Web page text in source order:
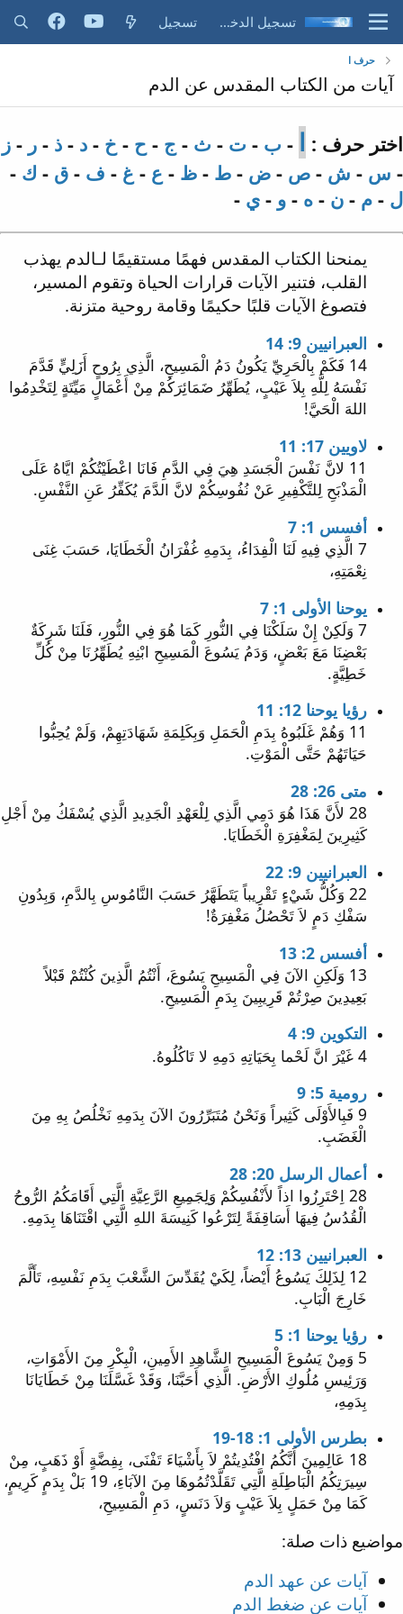
تسجيل الدخول تسجيل
حرف ا
آيات من الكتاب المقدس عن الدم
اختر حرف : ا - ب - ت - ث - ج - ح - خ - د - ذ - ر - ز
- س - ش - ص - ض - ط - ظ - ع - غ - ف - ق - ك -
ل - م - ن - ه - و - ي -
يمنحنا الكتاب المقدس فهمًا مستقيمًا لـالدم يهذب
القلب، فتنير الآيات قرارات الحياة وتقوم المسير،
فتصوغ الآيات قلبًا حكيمًا وقامة روحية متزنة.
العبرانيين 9: 14
14 فَكَمْ بِالْحَرِيِّ يَكُونُ دَمُ الْمَسِيحِ، الَّذِي بِرُوحٍ أَزَلِيٍّ قَدَّمَ
نَفْسَهُ لِلَّهِ بِلاَ عَيْبٍ، يُطَهِّرُ ضَمَائِرَكُمْ مِنْ أَعْمَالٍ مَيِّتَةٍ لِتَخْدِمُوا
اللهَ الْحَيَّ!
لاويين 17: 11
11 لانَّ نَفْسَ الْجَسَدِ هِيَ فِي الدَّمِ فَانَا اعْطَيْتُكُمْ ايَّاهُ عَلَى
الْمَذْبَحِ لِلتَّكْفِيرِ عَنْ نُفُوسِكُمْ لانَّ الدَّمَ يُكَفِّرُ عَنِ النَّفْسِ.
أفسس 1: 7
7 الَّذِي فِيهِ لَنَا الْفِدَاءُ، بِدَمِهِ غُفْرَانُ الْخَطَايَا، حَسَبَ غِنَى
نِعْمَتِهِ،
يوحنا الأولى 1: 7
7 وَلَكِنْ إِنْ سَلَكْنَا فِي النُّورِ كَمَا هُوَ فِي النُّورِ، فَلَنَا شَرِكَةٌ
بَعْضِنَا مَعَ بَعْضٍ، وَدَمُ يَسُوعَ الْمَسِيحِ ابْنِهِ يُطَهِّرُنَا مِنْ كُلِّ
خَطِيَّةٍ.
رؤيا يوحنا 12: 11
11 وَهُمْ غَلَبُوهُ بِدَمِ الْحَمَلِ وَبِكَلِمَةِ شَهَادَتِهِمْ، وَلَمْ يُحِبُّوا
حَيَاتَهُمْ حَتَّى الْمَوْتِ.
متى 26: 28
28 لأَنَّ هَذَا هُوَ دَمِي الَّذِي لِلْعَهْدِ الْجَدِيدِ الَّذِي يُسْفَكُ مِنْ أَجْلِ
كَثِيرِينَ لِمَغْفِرَةِ الْخَطَايَا.
العبرانيين 9: 22
22 وَكُلُّ شَيْءٍ تَقْرِيباً يَتَطَهَّرُ حَسَبَ النَّامُوسِ بِالدَّمِ، وَبِدُونِ
سَفْكِ دَمٍ لاَ تَحْصُلُ مَغْفِرَةٌ!
أفسس 2: 13
13 وَلَكِنِ الآنَ فِي الْمَسِيحِ يَسُوعَ، أَنْتُمُ الَّذِينَ كُنْتُمْ قَبْلاً
بَعِيدِينَ صِرْتُمْ قَرِيبِينَ بِدَمِ الْمَسِيحِ.
التكوين 9: 4
4 غَيْرَ انَّ لَحْما بِحَيَاتِهِ دَمِهِ لا تَاكُلُوهُ.
رومية 5: 9
9 فَبِالأَوْلَى كَثِيراً وَنَحْنُ مُتَبَرِّرُونَ الآنَ بِدَمِهِ نَخْلُصُ بِهِ مِنَ
الْغَضَبِ.
أعمال الرسل 20: 28
28 اِحْتَرِزُوا اذاً لأَنْفُسِكُمْ وَلِجَمِيعِ الرَّعِيَّةِ الَّتِي أَقَامَكُمُ الرُّوحُ
الْقُدُسُ فِيهَا أَسَاقِفَةً لِتَرْعُوا كَنِيسَةَ اللهِ الَّتِي اقْتَنَاهَا بِدَمِهِ.
العبرانيين 13: 12
12 لِذَلِكَ يَسُوعُ أَيْضاً، لِكَيْ يُقَدِّسَ الشَّعْبَ بِدَمِ نَفْسِهِ، تَأَلَّمَ
خَارِجَ الْبَابِ.
رؤيا يوحنا 1: 5
5 وَمِنْ يَسُوعَ الْمَسِيحِ الشَّاهِدِ الأَمِينِ، الْبِكْرِ مِنَ الأَمْوَاتِ،
وَرَئِيسِ مُلُوكِ الأَرْضِ. الَّذِي أَحَبَّنَا، وَقَدْ غَسَّلَنَا مِنْ خَطَايَانَا
بِدَمِهِ،
بطرس الأولى 1: 18-19
18 عَالِمِينَ أَنَّكُمُ افْتُدِيتُمْ لاَ بِأَشْيَاءَ تَفْنَى، بِفِضَّةٍ أَوْ ذَهَبٍ، مِنْ
سِيرَتِكُمُ الْبَاطِلَةِ الَّتِي تَقَلَّدْتُمُوهَا مِنَ الآبَاءِ، 19 بَلْ بِدَمٍ كَرِيمٍ،
كَمَا مِنْ حَمَلٍ بِلاَ عَيْبٍ وَلاَ دَنَسٍ، دَمِ الْمَسِيحِ،
مواضيع ذات صلة:
آيات عن عهد الدم
آيات عن ضغط الدم